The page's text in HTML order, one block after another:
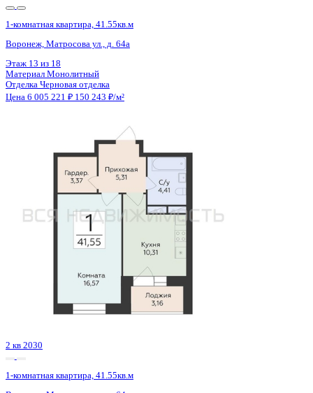
Воронеж, Матросова ул., д. 64а
Этаж 17 из 18
Материал Монолитный
Отделка Черновая отделка